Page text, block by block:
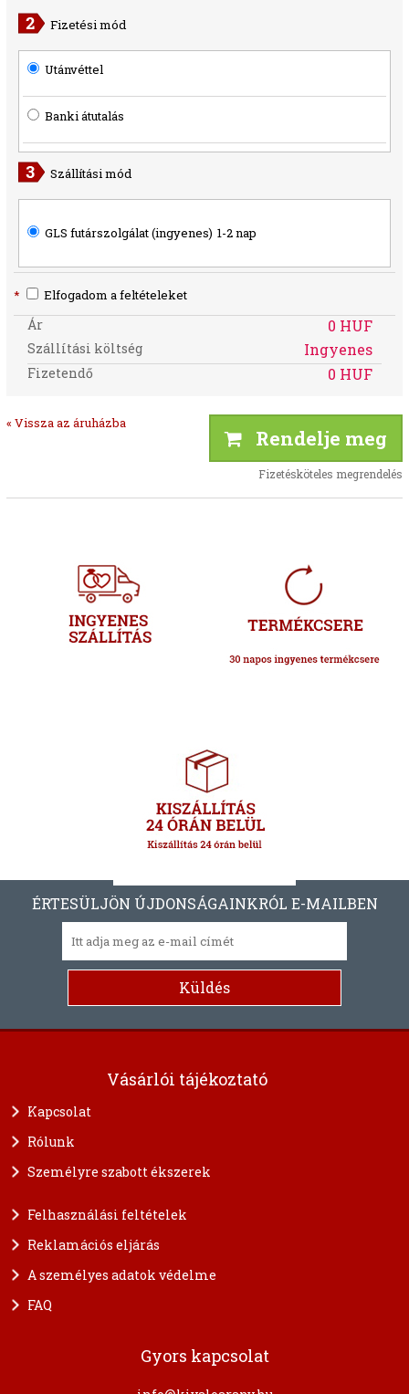
Fizetési mód
Utánvéttel
Banki átutalás
Szállítási mód
GLS futárszolgálat (ingyenes) 1-2 nap
* Elfogadom a feltételeket
Ár 0 HUF
Szállítási költség Ingyenes
Fizetendő 0 HUF
« Vissza az áruházba
Rendelje meg
Fizetésköteles megrendelés
ÉRTESÜLJÖN ÚJDONSÁGAINKRÓL E-MAILBEN
Vásárlói tájékoztató
Kapcsolat
Rólunk
Személyre szabott ékszerek
Felhasználási feltételek
Reklamációs eljárás
A személyes adatok védelme
FAQ
Gyors kapcsolat